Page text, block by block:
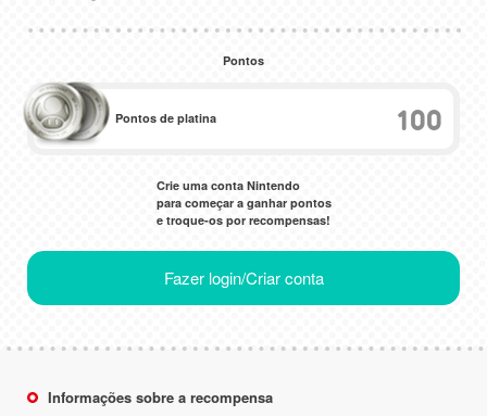
Pontos
Pontos de platina 100
Crie uma conta Nintendo
para começar a ganhar pontos
e troque-os por recompensas!
Fazer login/Criar conta
Informações sobre a recompensa